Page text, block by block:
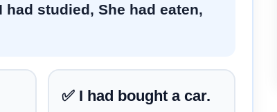
I had studied, She had eaten,
✅ I had bought a car.